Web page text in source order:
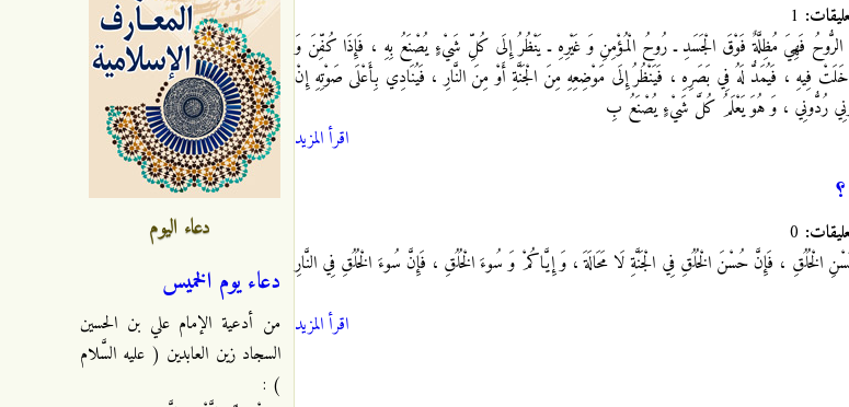
فَهِيَ مُظِلَّةٌ فَوْقَ الْجَسَدِ ـ رُوحُ الْمُؤْمِنِ وَ غَيْرِهِ ـ يَنْظُرُ إِلَى كُلِّ شَيْ‏ءٍ يُصْنَعُ بِهِ ، فَإِذَا كُفِّنَ وَ
فِيهِ ، فَيُمَدُّ لَهُ فِي بَصَرِهِ ، فَيَنْظُرُ إِلَى مَوْضِعِهِ مِنَ الْجَنَّةِ أَوْ مِنَ النَّارِ ، فَيُنَادِي بِأَعْلَى صَوْتِهِ إِنْ
رُدُّونِي ، وَ هُوَ يَعْلَمُ كُلَّ شَيْ‏ءٍ يُصْنَعُ بِ
اقرأ المزيد
الْخُلُقِ ، فَإِنَّ حُسْنَ الْخُلُقِ فِي الْجَنَّةِ لَا مَحَالَةَ ، وَ إِيَّاكُمْ وَ سُوءَ الْخُلُقِ ، فَإِنَّ سُوءَ الْخُلُقِ فِي النَّارِ
اقرأ المزيد
دعاء اليوم
دعاء يوم الخميس
من أدعية الإمام علي بن الحسين
السجاد زين العابدين ( عليه السَّلام
) :